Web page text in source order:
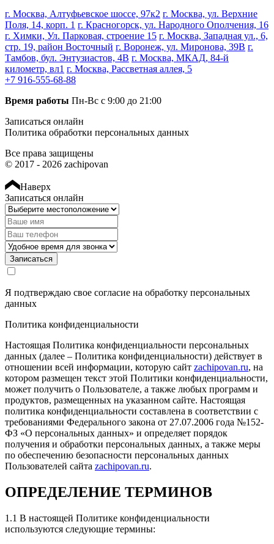
Классная компания по чип-тюнингу автомобилей!
Ребята на все 100% знают свою работу. Всё было
сделано очень быстро и качественно! За небольшую
цену сделали очень объёмную работу. Спасибо вам,
буду обращаться ещё!
Рейтинг отзыва:
сказать понравилось обсолютно всё! Начиная от
звонка, заканчивая выездом из бокса! Ребята профи в
своём деле, всё расскажут, грамотно
прокансультируют, посоветуют! Машиной теперь
очень доволен, пропал затуп при старте, коробка
переключает мягче, по расходу пока сложно что-то
сказать, но он меньше, факт! Обязательно расскажу
друзьям и приеду сам! Спасибо Вам за результат!
Рейтинг отзыва:5
Огромная благодарность Евгению! Пишу отзыв
спустя пол тысячи пробега после чипа. Созвонился
как-то с Евгением, обсудили все по телефону, и так
как в выходные мастер не мог заняться моим
аппаратом, договорились что Евгений подъедет ко
мне на работу и проведем чип непосредственно на
месте, и вот в оговоренное время и день уже сидели
в машине и затирали заводскую прошивку!
Чиповали форд фокус 3 125 лс на Моторсофт без
Евро-2, результаты порадовали более чем, пропали
стандартные дерганья на ПШ с первой на вторую,
появилась динамика авто, особенно на повышенных
оборотах, что может только порадовать, так как
моторы у ФФ3 задушены всякими нормами с
завода... Плюс прошили приборку, наконец-то
собой активировали пару скрытых функций авто!
Евгений заранее предупредил что заводские
парктроники перестанут работать, но о чудо, или не
г. Москва, Алтуфьевское шоссе, 97к2 г. Москва, ул. Верхние
Поля, 14, корп. 1 г. Красногорск, ул. Народного Ополчения, 16
г. Химки, Ул. Парковая, строение 15 г. Москва, Западная ул., 6,
стр. 19, район Восточный г. Воронеж, ул. Миронова, 39В г.
Тамбов, бул. Энтузиастов, 4В г. Москва, МКАД, 84-й
километр, вл1 г. Москва, Рассветная аллея, 5
+7 916-555-68-88
Время работы Пн-Вс с 9:00 до 21:00
Записаться онлайн
Политика обработки персональных данных
Все права защищены
© 2017 - 2026 zachipovan
Наверх
Записаться онлайн
Записаться
Я подтверждаю свое согласие на обработку персональных
данных
Политика конфиденциальности
Настоящая Политика конфиденциальности персональных
данных (далее – Политика конфиденциальности) действует в
отношении всей информации, которую сайт zachipovan.ru, на
котором размещен текст этой Политики конфиденциальности,
может получить о Пользователе, а также любых программ и
продуктов, размещенных на указанном сайте. Настоящая
политика конфиденциальности составлена в соответствии с
требованиями Федерального закона от 27.07.2006 года №152-
ФЗ «О персональных данных» и определяет порядок
получения и обработки персональных данных, а также меры
по обеспечению безопасности персональных данных
Пользователей сайта zachipovan.ru.
ОПРЕДЕЛЕНИЕ ТЕРМИНОВ
1.1 В настоящей Политике конфиденциальности
используются следующие термины: